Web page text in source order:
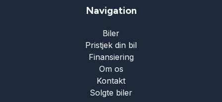
Navigation
Biler
Pristjek din bil
Finansiering
Om os
Kontakt
Solgte biler